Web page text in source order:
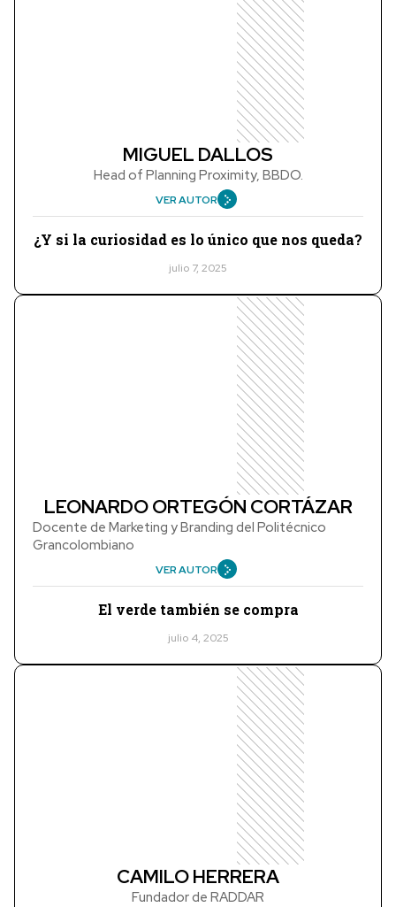
MIGUEL DALLOS
Head of Planning Proximity, BBDO.
VER AUTOR
¿Y si la curiosidad es lo único que nos queda?
julio 7, 2025
LEONARDO ORTEGÓN CORTÁZAR
Docente de Marketing y Branding del Politécnico
Grancolombiano
VER AUTOR
El verde también se compra
julio 4, 2025
CAMILO HERRERA
Fundador de RADDAR